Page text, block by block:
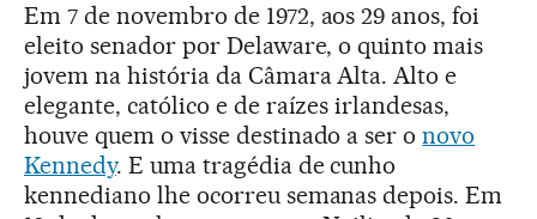
Em 7 de novembro de 1972, aos 29 anos, foi
eleito senador por Delaware, o quinto mais
jovem na história da Câmara Alta. Alto e
elegante, católico e de raízes irlandesas,
houve quem o visse destinado a ser onovo
Kennedy. E uma tragédia de cunho
kennediano lhe ocorreu semanas depois. Em